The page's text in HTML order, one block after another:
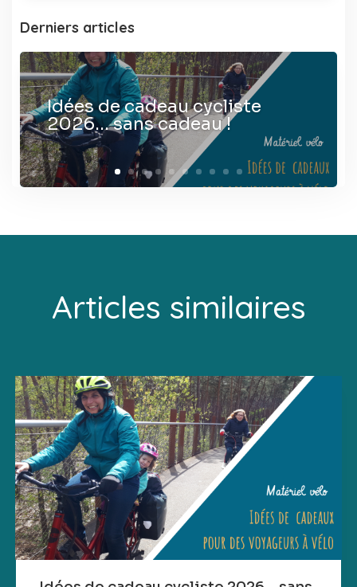
Derniers articles
Idées de cadeau cycliste
2026… sans cadeau !
Articles similaires